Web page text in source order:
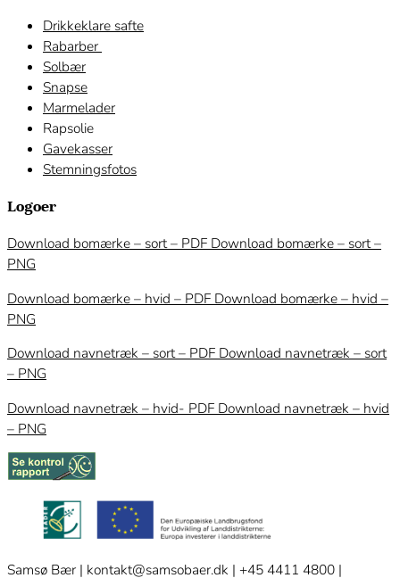
Drikkeklare safte
Rabarber
Solbær
Snapse
Marmelader
Rapsolie
Gavekasser
Stemningsfotos
Logoer
Download bomærke – sort – PDF Download bomærke – sort –
PNG
Download bomærke – hvid – PDF Download bomærke – hvid –
PNG
Download navnetræk – sort – PDF Download navnetræk – sort
– PNG
Download navnetræk – hvid- PDF Download navnetræk – hvid
– PNG
Samsø Bær | kontakt@samsobaer.dk | +45 4411 4800 |